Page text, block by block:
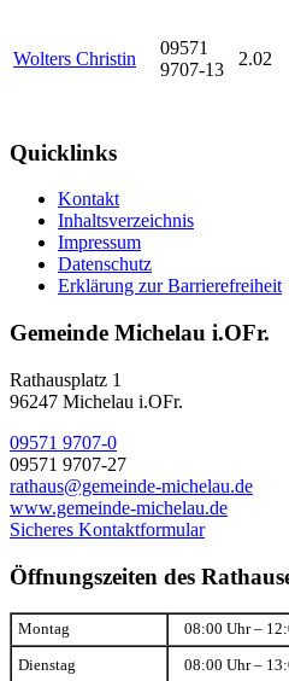
Wolters Christin
09571
9707-13
2.02
Quicklinks
Kontakt
Inhaltsverzeichnis
Impressum
Datenschutz
Erklärung zur Barrierefreiheit
Gemeinde Michelau i.OFr.
Rathausplatz 1
96247 Michelau i.OFr.
09571 9707-0
09571 9707-27
rathaus@gemeinde-michelau.de
www.gemeinde-michelau.de
Sicheres Kontaktformular
Öffnungszeiten des
Montag 08:00 Uhr –
Dienstag 08:00 Uhr –